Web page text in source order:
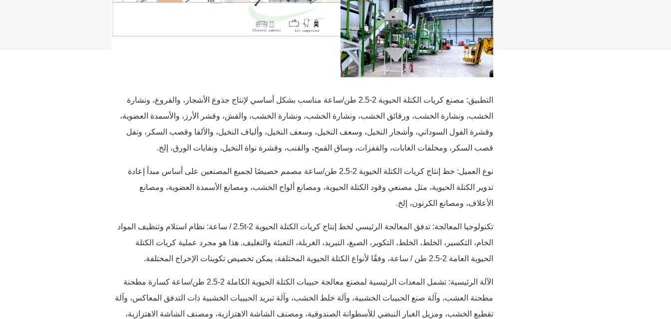
التطبيق: مصنع كريات الكتلة الحيوية 2-2.5 طن/ساعة مناسب بشكل أساسي لإنتاج جذوع الأشجار، والفروع، ونشارة
الخشب، ونشارة الخشب، ورقائق الخشب، ونشارة الخشب، ونشارة الخشب، والقش، وقشر الأرز، والأسمدة العضوية،
وقشرة الفول السوداني، وأشجار النخيل، وسعف النخيل، وسعف النخيل، وألياف النخيل، والألفا وقصب السكر، وتفل
قصب السكر، ومخلفات الغابات، والقفزات، وساق القمح، والقنب، وقشرة نواة النخيل، ونفايات الورق، إلخ.
نوع العميل: خط إنتاج كريات الكتلة الحيوية 2-2.5 طن/ساعة مصمم خصيصًا لجميع المصنعين على أساس مبدأ إعادة
تدوير الكتلة الحيوية، مثل مصنعي وقود الكتلة الحيوية، ومصانع ألواح الخشب، ومصانع الأسمدة العضوية، ومصانع
الأعلاف، ومصانع الكرتون، إلخ.
تكنولوجيا المعالجة: تدفق المعالجة الرئيسي لخط إنتاج كريات الكتلة الحيوية 2-2.5t / ساعة: نظام استلام وتنظيف المواد
الخام، التكسير، الخلط، الخلط، التكوير، الصبغ، التبريد، الغربلة، التعبئة والتغليف. هذا هو مجرد عملية كريات الكتلة
الحيوية العامة 2-2.5 طن / ساعة، وفقًا لأنواع الكتلة الحيوية المختلفة، يمكن تخصيص تكوينات الإخراج المختلفة.
الآلة الرئيسية: تشمل المعدات الرئيسية لمصنع معالجة حبيبات الكتلة الحيوية الكاملة 2-2.5 طن/ساعة كسارة مطحنة
مطحنة العشب، وآلة صنع الحبيبات الخشبية، وآلة خلط الخشب، وآلة تبريد الحبيبات الخشبية ذات التدفق المعاكس، وآلة
تقطيع الخشب، ومزيل الغبار النبضي للأسطوانة الصندوقية، ومصنف الشاشة الاهتزازية، ومصنف الشاشة الاهتزازية،